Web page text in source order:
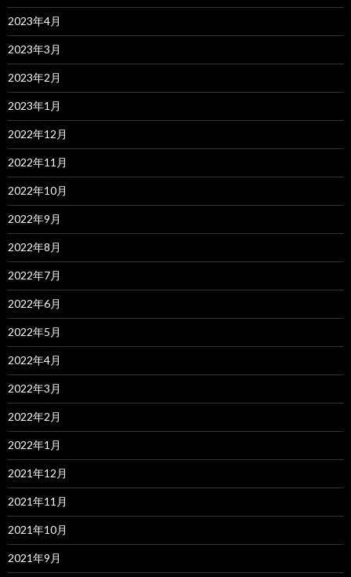
2023年4月
2023年3月
2023年2月
2023年1月
2022年12月
2022年11月
2022年10月
2022年9月
2022年8月
2022年7月
2022年6月
2022年5月
2022年4月
2022年3月
2022年2月
2022年1月
2021年12月
2021年11月
2021年10月
2021年9月